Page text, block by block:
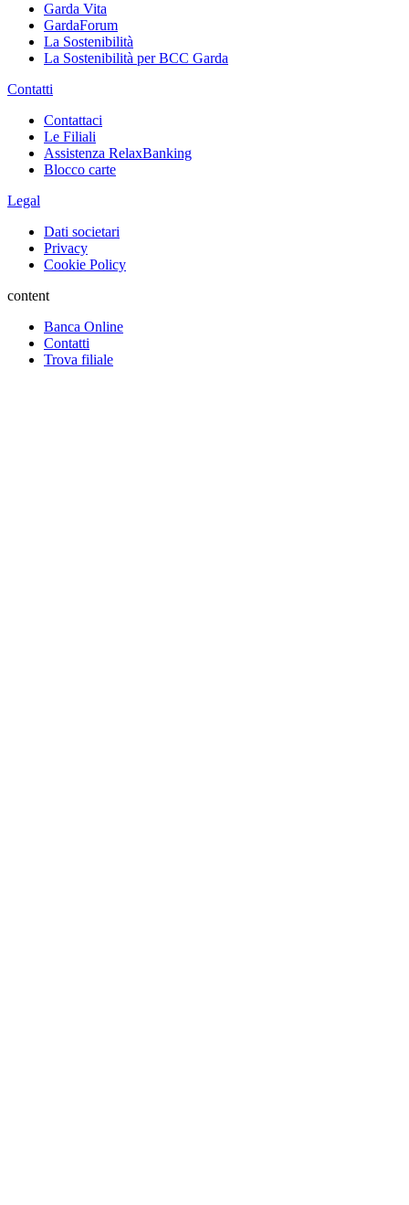
Garda Vita
GardaForum
La Sostenibilità
La Sostenibilità per BCC Garda
Contatti
Contattaci
Le Filiali
Assistenza RelaxBanking
Blocco carte
Legal
Dati societari
Privacy
Cookie Policy
content
Banca Online
Contatti
Trova filiale